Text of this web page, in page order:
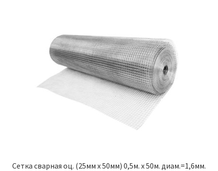
Сетка сварная оц. (25мм х 50мм) 0,5м. х 50м. диам.=1,6мм.